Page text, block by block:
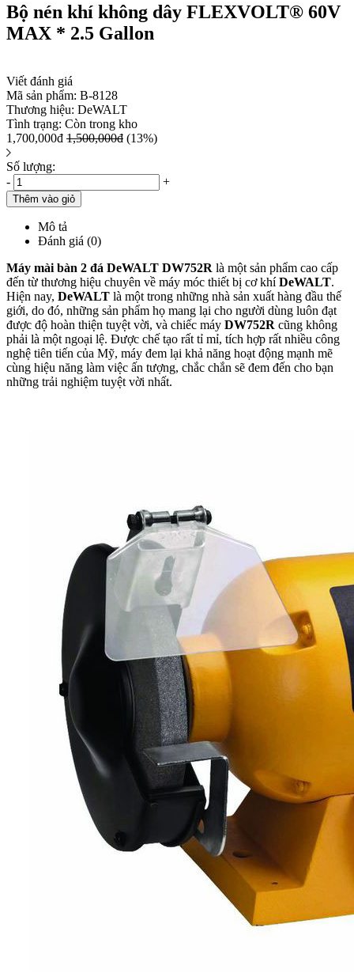
Bộ nén khí không dây FLEXVOLT® 60V
MAX * 2.5 Gallon
Viết đánh giá
Mã sản phẩm: B-8128
Thương hiệu: DeWALT
Tình trạng: Còn trong kho
1,700,000đ 1,500,000đ (13%)
Số lượng:
-
+
Thêm vào giỏ
Mô tả
Đánh giá (0)
Máy mài bàn 2 đá DeWALT DW752R là một sản phẩm cao cấp
đến từ thương hiệu chuyên về máy móc thiết bị cơ khíDeWALT.
Hiện nay, DeWALT là một trong những nhà sản xuất hàng đầu thế
giới, do đó, những sản phẩm họ mang lại cho người dùng luôn đạt
được độ hoàn thiện tuyệt vời, và chiếc máy DW752R cũng không
phải là một ngoại lệ. Được chế tạo rất tỉ mỉ, tích hợp rất nhiều công
nghệ tiên tiến của Mỹ, máy đem lại khả năng hoạt động mạnh mẽ
cùng hiệu năng làm việc ấn tượng, chắc chắn sẽ đem đến cho bạn
những trải nghiệm tuyệt vời nhất.